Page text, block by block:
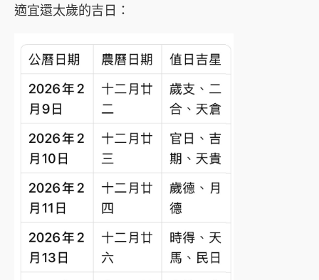
適宜還太歲的吉日：